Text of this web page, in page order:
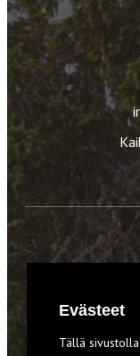
Evästeet
Tällä